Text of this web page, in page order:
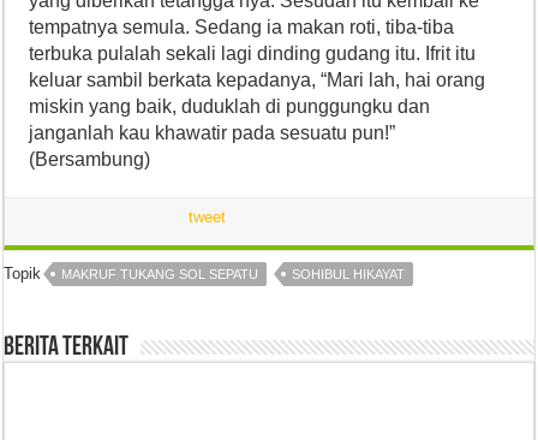
tempatnya semula. Sedang ia makan roti, tiba-tiba
terbuka pulalah sekali lagi dinding gudang itu. Ifrit itu
keluar sambil berkata kepadanya, “Mari lah, hai orang
miskin yang baik, duduklah di punggungku dan
janganlah kau khawatir pada sesuatu pun!”
(Bersambung)
tweet
Topik MAKRUF TUKANG SOL SEPATU SOHIBUL HIKAYAT
Berita Terkait